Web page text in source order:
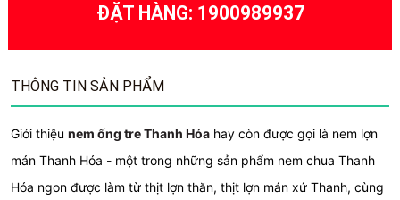
ĐẶT HÀNG: 1900989937
THÔNG TIN SẢN PHẨM
Giới thiệu nem ống tre Thanh Hóa hay còn được gọi là nem lợn
mán Thanh Hóa - một trong những sản phẩm nem chua Thanh
Hóa ngon được làm từ thịt lợn thăn, thịt lợn mán xứ Thanh, cùng